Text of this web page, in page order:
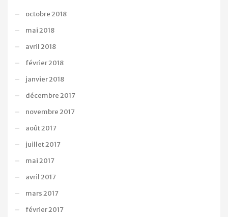
octobre 2018
mai 2018
avril 2018
février 2018
janvier 2018
décembre 2017
novembre 2017
août 2017
juillet 2017
mai 2017
avril 2017
mars 2017
février 2017